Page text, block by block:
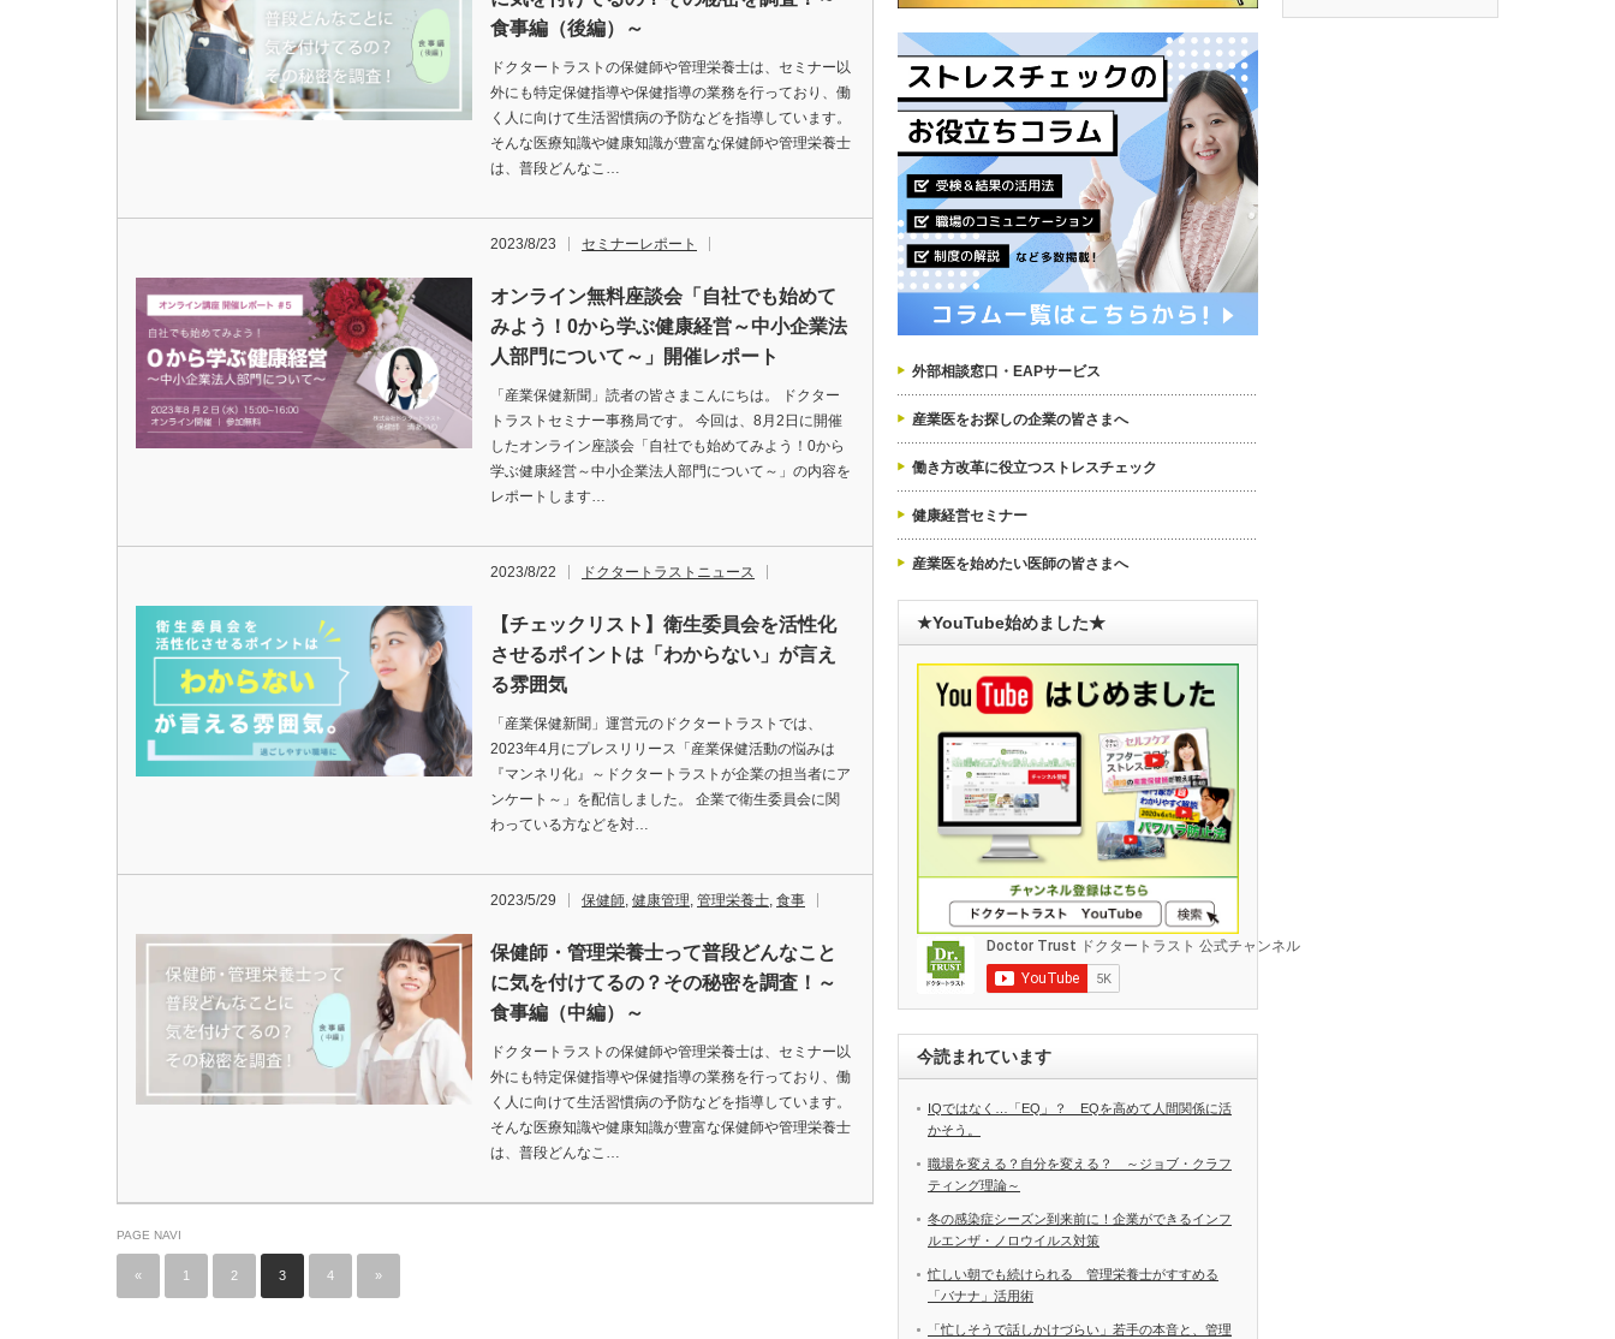
食事編（後編）～
ドクタートラストの保健師や管理栄養士は、セミナー以
外にも特定保健指導や保健指導の業務を行っており、働
く人に向けて生活習慣病の予防などを指導しています。
そんな医療知識や健康知識が豊富な保健師や管理栄養士
は、普段どんなこ…
2023/8/23 セミナーレポート
オンライン無料座談会「自社でも始めて
みよう！0から学ぶ健康経営～中小企業法
人部門について～」開催レポート
「産業保健新聞」読者の皆さまこんにちは。 ドクター
トラストセミナー事務局です。 今回は、8月2日に開催
したオンライン座談会「自社でも始めてみよう！0から
学ぶ健康経営～中小企業法人部門について～」の内容を
レポートします…
2023/8/22 ドクタートラストニュース
【チェックリスト】衛生委員会を活性化
させるポイントは「わからない」が言え
る雰囲気
「産業保健新聞」運営元のドクタートラストでは、
2023年4月にプレスリリース「産業保健活動の悩みは
『マンネリ化』～ドクタートラストが企業の担当者にア
ンケート～」を配信しました。 企業で衛生委員会に関
わっている方などを対…
2023/5/29 保健師, 健康管理, 管理栄養士, 食事
保健師・管理栄養士って普段どんなこと
に気を付けてるの？その秘密を調査！～
食事編（中編）～
ドクタートラストの保健師や管理栄養士は、セミナー以
外にも特定保健指導や保健指導の業務を行っており、働
く人に向けて生活習慣病の予防などを指導しています。
そんな医療知識や健康知識が豊富な保健師や管理栄養士
は、普段どんなこ…
PAGE NAVI
« 1 2 3 4 »
外部相談窓口・EAPサービス
産業医をお探しの企業の皆さまへ
働き方改革に役立つストレスチェック
健康経営セミナー
産業医を始めたい医師の皆さまへ
★YouTube始めました★
今読まれています
IQではなく…「EQ」？ EQを高めて人間関係に活
かそう。
職場を変える？自分を変える？ ～ジョブ・クラフ
ティング理論～
冬の感染症シーズン到来前に！企業ができるインフ
ルエンザ・ノロウイルス対策
忙しい朝でも続けられる 管理栄養士がすすめる
「バナナ」活用術
「忙しそうで話しかけづらい」若手の本音と、管理